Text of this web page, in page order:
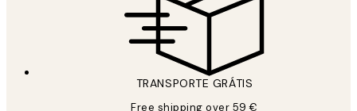
TRANSPORTE GRÁTIS
Free shipping over 59 €